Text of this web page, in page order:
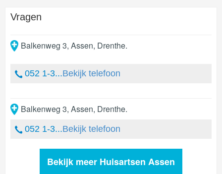
Vragen
Balkenweg 3, Assen, Drenthe.
052 1-3...Bekijk telefoon
Balkenweg 3, Assen, Drenthe.
052 1-3...Bekijk telefoon
Bekijk meer Huisartsen Assen